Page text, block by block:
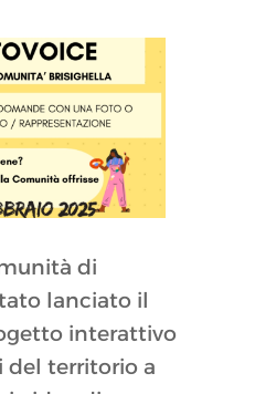
di
lanciato il
interattivo
del territorio a